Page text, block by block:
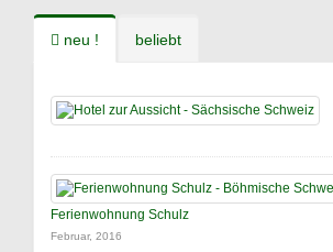
neu ! beliebt
Ferienwohnung Schulz
Februar, 2016